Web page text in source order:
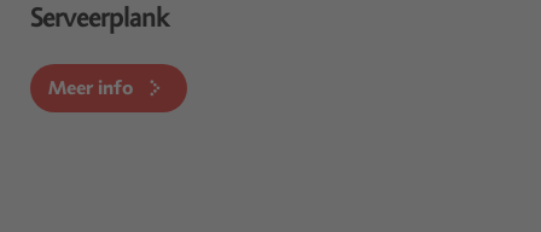
Serveerplank
Meer info